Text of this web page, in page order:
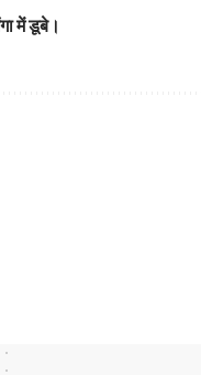
में डूबे।